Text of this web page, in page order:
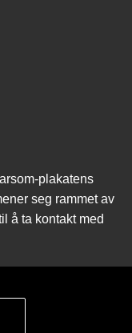
plakatens
seg rammet av
å ta kontakt med